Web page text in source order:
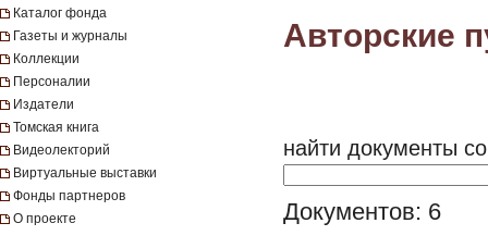
Каталог фонда
Газеты и журналы
Коллекции
Персоналии
Издатели
Томская книга
Видеолекторий
Виртуальные выставки
Фонды партнеров
О проекте
Авторские
найти документы
Документов: 6